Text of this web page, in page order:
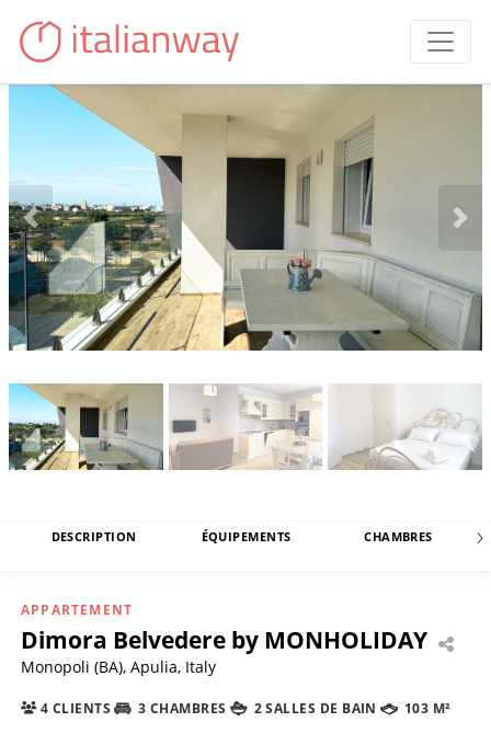
DESCRIPTION ÉQUIPEMENTS CHAMBRES
APPARTEMENT
Dimora Belvedere by MONHOLIDAY
Monopoli (BA), Apulia, Italy
4 CLIENTS 3 CHAMBRES 2 SALLES DE BAIN 103 M²